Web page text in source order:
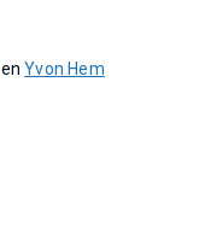
enYvon Hem